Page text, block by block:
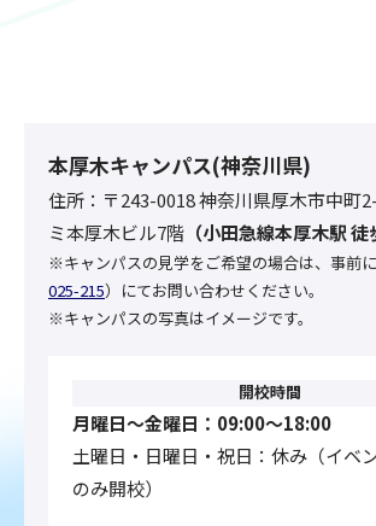
本厚木キャンパス(神奈川県)
住所： 〒243-0018 神奈川県厚木市中町
ミ本厚木ビル7階 （小田急線本厚木駅 徒
※キャンパスの見学をご希望の場合は、事前
025-215）にてお問い合わせください。
※キャンパスの写真はイメージです。
開校時間
月曜日〜金曜日：09:00〜18:00
土曜日・日曜日・祝日：休み（イベ
のみ開校）